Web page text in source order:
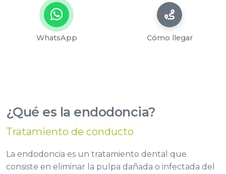
WhatsApp Cómo llegar
¿Qué es la endodoncia?
Tratamiento de conducto
La endodoncia es un tratamiento dental que
consiste en eliminar la pulpa dañada o infectada del